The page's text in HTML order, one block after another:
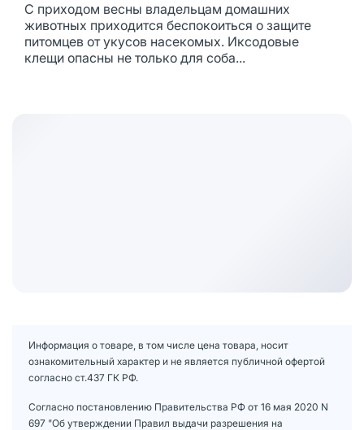
С приходом весны владельцам домашних
животных приходится беспокоиться о защите
питомцев от укусов насекомых. Иксодовые
клещи опасны не только для соба...
Информация о товаре, в том числе цена товара, носит
ознакомительный характер и не является публичной офертой
согласно ст.437 ГК РФ.
Согласно постановлению Правительства РФ от 16 мая 2020 N
697 "Об утверждении Правил выдачи разрешения на